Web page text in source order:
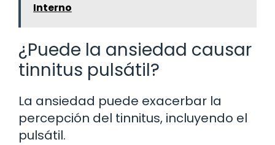
Interno
¿Puede la ansiedad causar
tinnitus pulsátil?
La ansiedad puede exacerbar la
percepción del tinnitus, incluyendo el
pulsátil.